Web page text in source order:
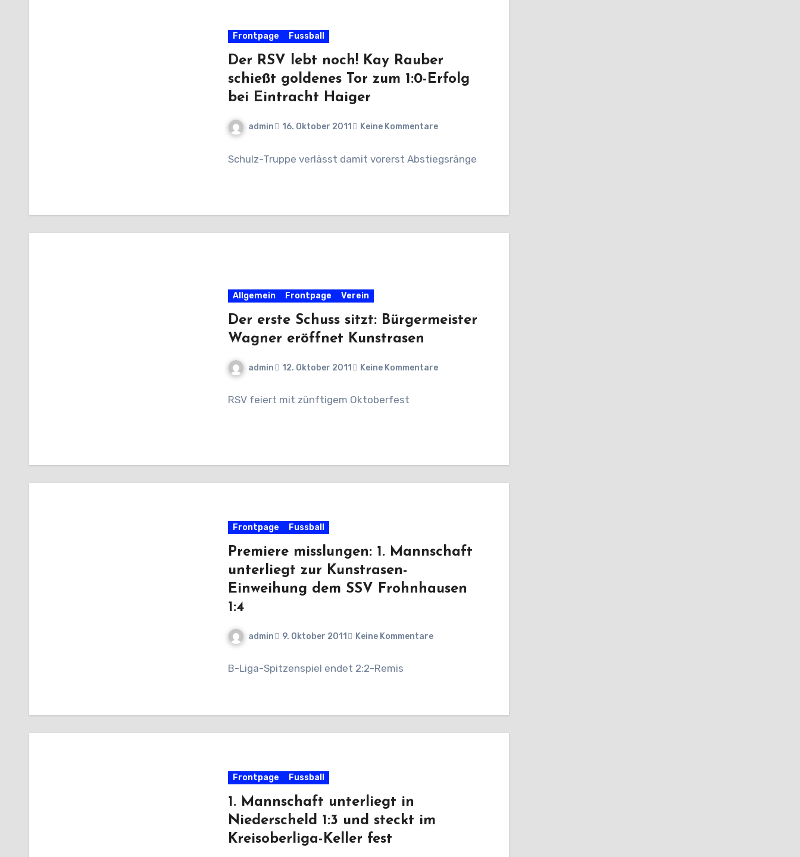
Frontpage Fussball
Der RSV lebt noch! Kay Rauber
schießt goldenes Tor zum 1:0-Erfolg
bei Eintracht Haiger
admin 16. Oktober 2011 Keine Kommentare
Schulz-Truppe verlässt damit vorerst Abstiegsränge
Allgemein Frontpage Verein
Der erste Schuss sitzt: Bürgermeister
Wagner eröffnet Kunstrasen
admin 12. Oktober 2011 Keine Kommentare
RSV feiert mit zünftigem Oktoberfest
Frontpage Fussball
Premiere misslungen: 1. Mannschaft
unterliegt zur Kunstrasen-
Einweihung dem SSV Frohnhausen
1:4
admin 9. Oktober 2011 Keine Kommentare
B-Liga-Spitzenspiel endet 2:2-Remis
Frontpage Fussball
1. Mannschaft unterliegt in
Niederscheld 1:3 und steckt im
Kreisoberliga-Keller fest